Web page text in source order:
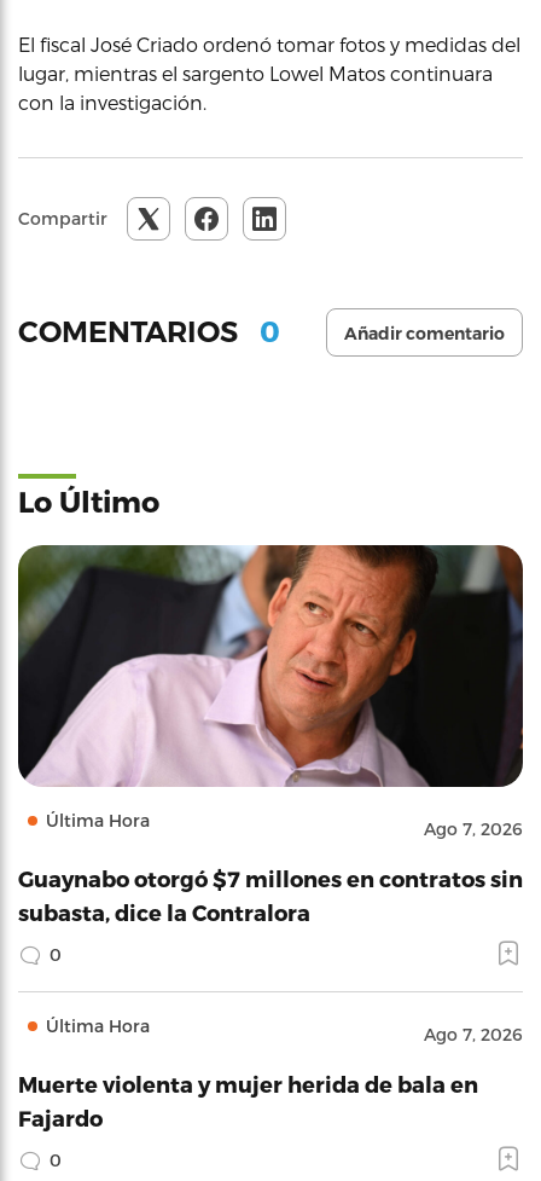
El fiscal José Criado ordenó tomar fotos y medidas del
lugar, mientras el sargento Lowel Matos continuara
con la investigación.
Compartir
COMENTARIOS 0 Añadir comentario
Lo Último
Última Hora Ago 7, 2026
Guaynabo otorgó $7 millones en contratos sin
subasta, dice la Contralora
0
Última Hora Ago 7, 2026
Muerte violenta y mujer herida de bala en
Fajardo
0